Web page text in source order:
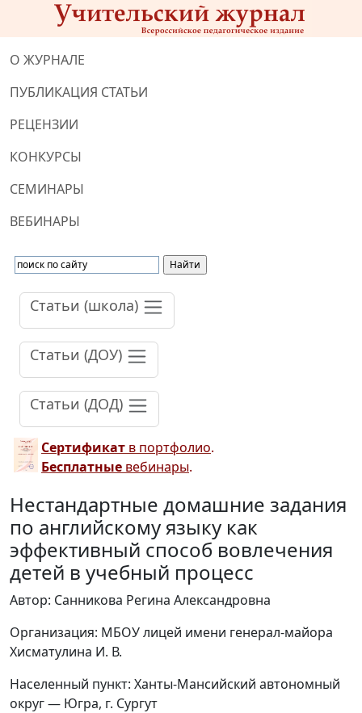
О ЖУРНАЛЕ
ПУБЛИКАЦИЯ СТАТЬИ
РЕЦЕНЗИИ
КОНКУРСЫ
СЕМИНАРЫ
ВЕБИНАРЫ
Статьи (школа)
Статьи (ДОУ)
Статьи (ДОД)
Сертификат в портфолио.
Бесплатные вебинары.
Нестандартные домашние задания
по английскому языку как
эффективный способ вовлечения
детей в учебный процесс
Автор: Санникова Регина Александровна
Организация: МБОУ лицей имени генерал-майора
Хисматулина И. В.
Населенный пункт: Ханты-Мансийский автономный
округ — Югра, г. Сургут